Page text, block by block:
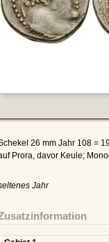
26 mm Jahr 108 =
Prora, davor Keule;
Jahr